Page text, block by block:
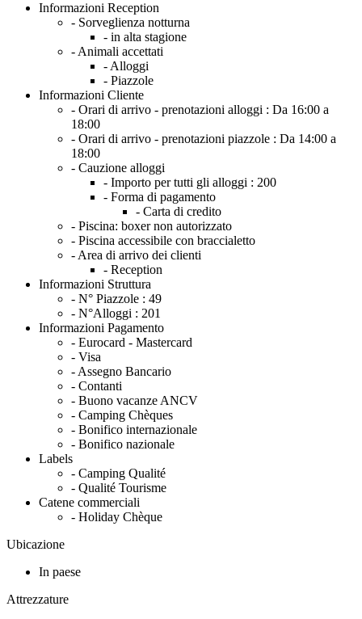
Informazioni Reception
- Sorveglienza notturna
- in alta stagione
- Animali accettati
- Alloggi
- Piazzole
Informazioni Cliente
- Orari di arrivo - prenotazioni alloggi : Da 16:00 a
18:00
- Orari di arrivo - prenotazioni piazzole : Da 14:00 a
18:00
- Cauzione alloggi
- Importo per tutti gli alloggi : 200
- Forma di pagamento
- Carta di credito
- Piscina: boxer non autorizzato
- Piscina accessibile con braccialetto
- Area di arrivo dei clienti
- Reception
Informazioni Struttura
- N° Piazzole : 49
- N°Alloggi : 201
Informazioni Pagamento
- Eurocard - Mastercard
- Visa
- Assegno Bancario
- Contanti
- Buono vacanze ANCV
- Camping Chèques
- Bonifico internazionale
- Bonifico nazionale
Labels
- Camping Qualité
- Qualité Tourisme
Catene commerciali
- Holiday Chèque
Ubicazione
In paese
Attrezzature